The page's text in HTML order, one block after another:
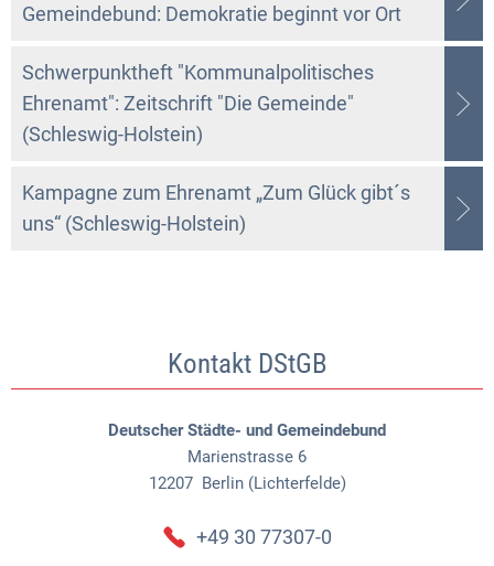
Gemeindebund: Demokratie beginnt vor Ort
Schwerpunktheft "Kommunalpolitisches
Ehrenamt": Zeitschrift "Die Gemeinde"
(Schleswig-Holstein)
Kampagne zum Ehrenamt „Zum Glück gibt´s
uns“ (Schleswig-Holstein)
Kontakt DStGB
Deutscher Städte- und Gemeindebund
Marienstrasse 6
12207 Berlin (Lichterfelde)
+49 30 77307-0